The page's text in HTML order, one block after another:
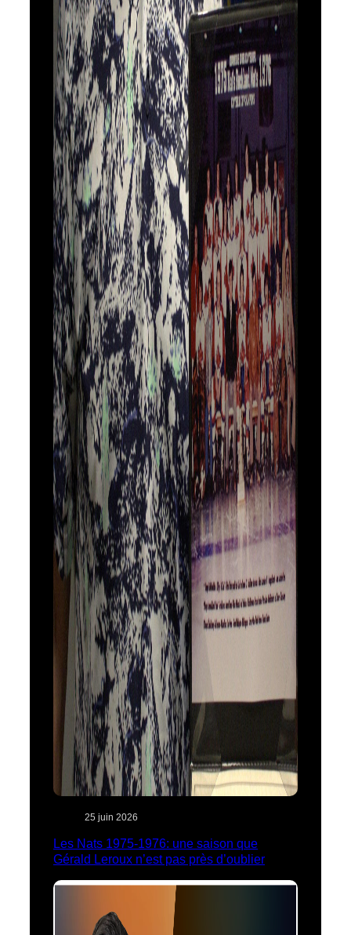
25 juin 2026
Les Nats 1975-1976: une saison que
Gérald Leroux n’est pas près d’oublier